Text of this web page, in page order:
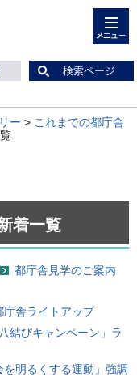
検索ページ
ー > これまでの都庁舎
着一覧
都庁舎見学のご案内
庁舎ライトアップ
結びキャンペーン」ラ
明るくする運動」強調